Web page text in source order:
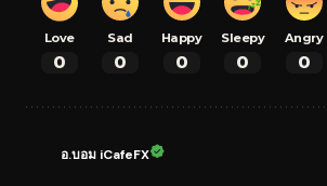
Love
0
Sad
0
Happy
0
Sleepy
0
Angry
0
อ.บอม iCafeFX